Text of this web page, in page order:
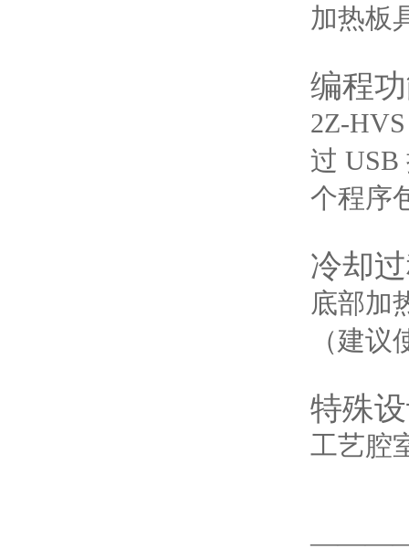
加热板
编程
2Z-
过 USB
个程序
冷却
底部加
（建
特殊
工艺腔